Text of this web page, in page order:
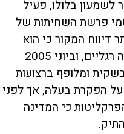
בלולו, פעיל
פרשת השחיתות של
דיווח המקור כי הוא
נחשף וביקש הגנה. המערכת גררה רגליים, וביוני 2005
ומלופף ברצועות
הפקרת בעלה, אך לפני
כי המדינה